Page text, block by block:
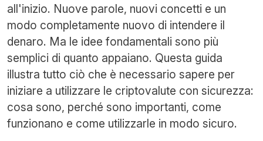
all'inizio. Nuove parole, nuovi concetti e un
modo completamente nuovo di intendere il
denaro. Ma le idee fondamentali sono più
semplici di quanto appaiano. Questa guida
illustra tutto ciò che è necessario sapere per
iniziare a utilizzare le criptovalute con sicurezza:
cosa sono, perché sono importanti, come
funzionano e come utilizzarle in modo sicuro.